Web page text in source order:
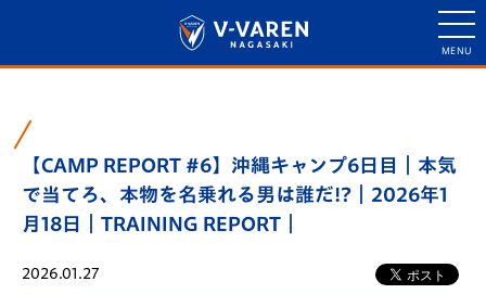
【CAMP REPORT #6】沖縄キャンプ6日目｜本気
で当てろ、本物を名乗れる男は誰だ!?｜2026年1
月18日｜TRAINING REPORT｜
2026.01.27